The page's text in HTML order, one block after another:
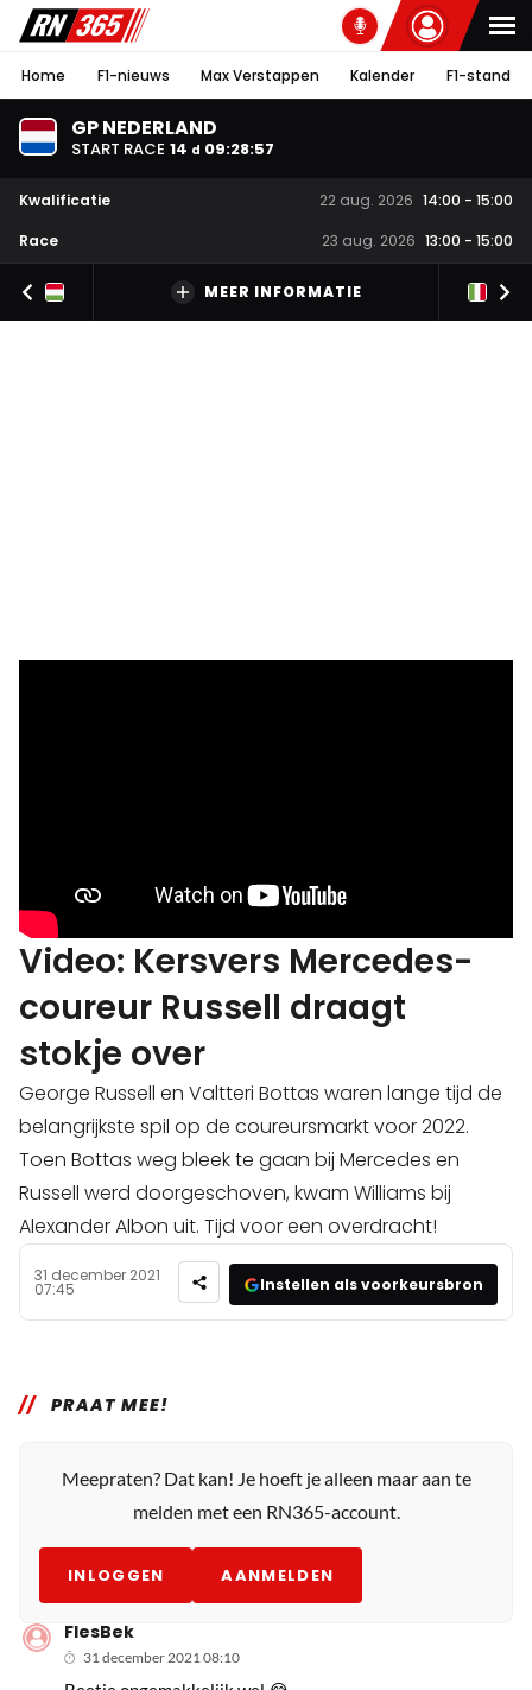
Home F1-nieuws Max Verstappen Kalender F1-stand
GP NEDERLAND
START RACE 14 d 09:28:57
Kwalificatie 22 aug. 2026 14:00 - 15:00
Race
23 aug. 2026 13:00 - 15:00
MEER INFORMATIE
Video: Kersvers Mercedes-
coureur Russell draagt
stokje over
George Russell en Valtteri Bottas waren lange tijd de
belangrijkste spil op de coureursmarkt voor 2022.
Toen Bottas weg bleek te gaan bij Mercedes en
Russell werd doorgeschoven, kwam Williams bij
Alexander Albon uit. Tijd voor een overdracht!
31 december 2021
07:45 Instellen als voorkeursbron
PRAAT MEE!
Meepraten? Dat kan! Je hoeft je alleen maar aan te
melden met een RN365-account.
INLOGGEN AANMELDEN
FlesBek
31 december 2021 08:10